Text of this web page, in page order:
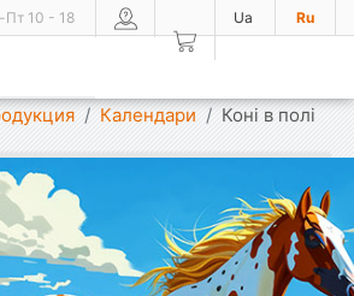
Ua Ru
Пт 10 - 18
Календари Коні в полі